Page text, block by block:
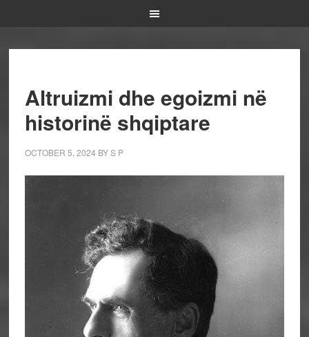
Altruizmi dhe egoizmi në
historinë shqiptare
OCTOBER 5, 2024 BYS P